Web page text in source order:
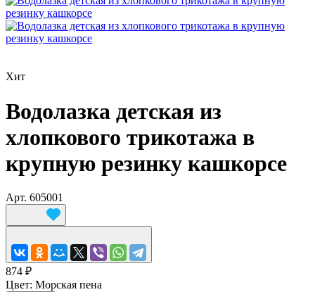
Хит
Водолазка детская из
хлопкового трикотажа в
крупную резинку кашкорсе
Арт. 605001
874 ₽
Цвет: Морская пена